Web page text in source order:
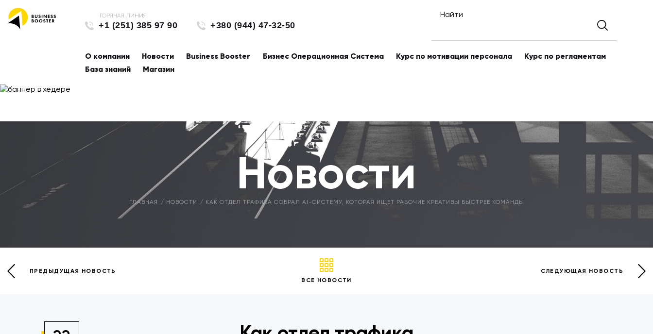
+1 (251) 385 97 90 +380 (944) 47-32-50
Найти
О компании Новости Business Booster Бизнес Операционная Система Курс по мотивации персонала
Курс по регламентам
База знаний
Магазин
Новости
ГЛАВНАЯ НОВОСТИ КАК ОТДЕЛ ТРАФИКА СОБРАЛ AI-СИСТЕМУ, КОТОРАЯ ИЩЕТ РАБОЧИЕ КРЕАТИВЫ БЫСТРЕЕ КОМАНДЫ
ПРЕДЫДУЩАЯ НОВОСТЬ
ВСЕ НОВОСТИ
СЛЕДУЮЩАЯ НОВОСТЬ